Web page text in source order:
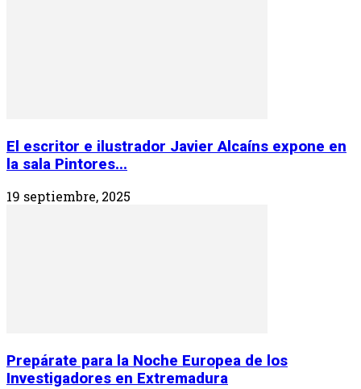
El escritor e ilustrador Javier Alcaíns expone en
la sala Pintores...
19 septiembre, 2025
Prepárate para la Noche Europea de los
Investigadores en Extremadura